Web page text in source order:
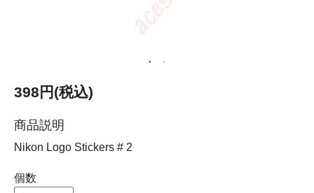
398円(税込)
商品説明
Nikon Logo Stickers # 2
個数